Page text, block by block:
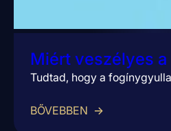
Miért veszélyes
Tudtad, hogy a
BŐVEBBEN →